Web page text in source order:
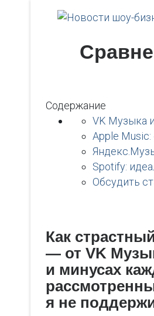
Содержание
VK Музыка
Apple
Spotify:
Обсудить
Как
— от VK
и минусах
я не